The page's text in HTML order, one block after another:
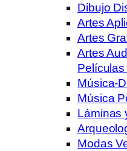
Dibujo
Artes
Artes
Artes
Música-
Música
Láminas
Modas